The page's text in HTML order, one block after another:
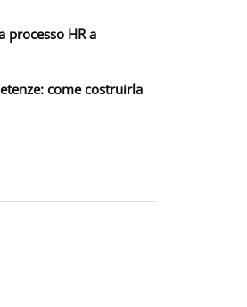
processo HR a
come costruirla